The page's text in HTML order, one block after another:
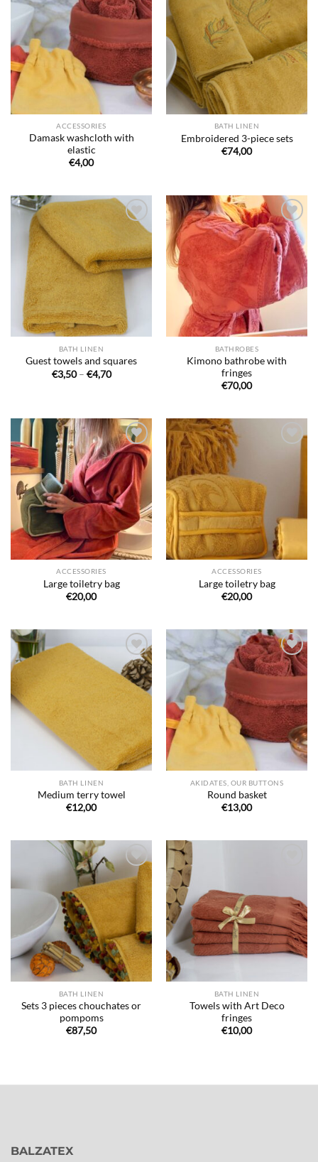
Ajouter
à la liste
ACCESSORIES
Damask washcloth with
elastic
€4,00
Ajouter
souhaits
BATH LINEN
Embroidered 3-piece sets
€74,00
Ajouter
de
souhaits
BATH LINEN
Guest towels and squares
€3,50 – €4,70Price
Ajouter
à la liste
de
souhaits
BATHROBES
Kimono bathrobe with
fringes
€70,00
Ajouter
à la liste
de
souhaits
ACCESSORIES
Large toiletry bag
€20,00
ACCESSORIES
Large toiletry bag
€20,00
Ajouter
à la liste
de
souhaits
BATH LINEN
Medium terry towel
€12,00
Ajouter
à la liste
AKIDATES, OUR BUTTONS
Round basket
€13,00
Ajouter
à la liste
BATH LINEN
Sets 3 pieces chouchates or
pompoms
€87,50
de
souhaits
BATH LINEN
Towels with Art Deco
fringes
€10,00
BALZATEX